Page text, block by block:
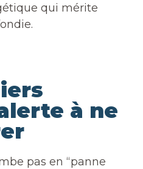
qui mérite
à ne
pas en “panne